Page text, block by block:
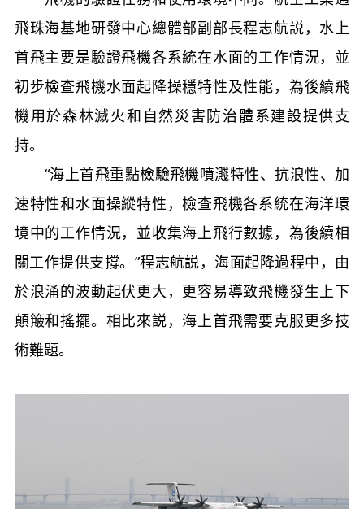
飛珠海基地研發中心總體部副部長程志航説，水上
首飛主要是驗證飛機各系統在水面的工作情況，並
初步檢查飛機水面起降操穩特性及性能，為後續飛
機用於森林滅火和自然災害防治體系建設提供支
持。
“海上首飛重點檢驗飛機噴濺特性、抗浪性、加
速特性和水面操縱特性，檢查飛機各系統在海洋環
境中的工作情況，並收集海上飛行數據，為後續相
關工作提供支撐。”程志航説，海面起降過程中，由
於浪涌的波動起伏更大，更容易導致飛機發生上下
顛簸和搖擺。相比來説，海上首飛需要克服更多技
術難題。